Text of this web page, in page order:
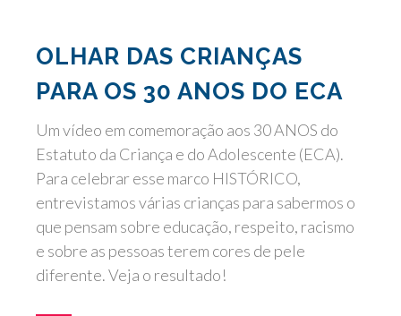
OLHAR DAS CRIANÇAS
PARA OS 30 ANOS DO ECA
Um vídeo em comemoração aos 30 ANOS do
Estatuto da Criança e do Adolescente (ECA).
Para celebrar esse marco HISTÓRICO,
entrevistamos várias crianças para sabermos o
que pensam sobre educação, respeito, racismo
e sobre as pessoas terem cores de pele
diferente. Veja o resultado!